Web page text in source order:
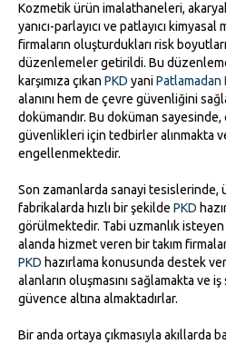
Kozmetik ürün imalathaneleri,
yanıcı-parlayıcı ve patlayıcı
firmaların oluşturdukları risk
düzenlemeler getirildi. Bu
karşımıza çıkanPKD yaniPatlamadan
alanını hem de çevre güvenliğini
dokümandır. Bu doküman sayesinde,
güvenlikleri için tedbirler alınmakta
engellenmektedir.
Son zamanlarda sanayi tesislerinde,
fabrikalarda hızlı bir şekildePKD
görülmektedir. Tabi uzmanlık
alanda hizmet veren bir takım
PKD hazırlama konusunda destek
alanların oluşmasını sağlamakta ve
güvence altına almaktadırlar.
Bir anda ortaya çıkmasıyla akıllarda